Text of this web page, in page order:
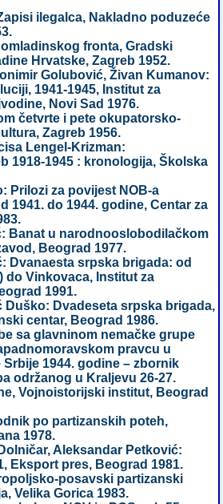
ilegalca, Nakladno poduzeće
fronta, Gradski
Hrvatske, Zagreb 1952.
Golubović, Živan Kumanov:
1941-1945, Institut za
Novi Sad 1976.
četvrte i pete okupatorsko-
Zagreb 1956.
Lengel-Krizman:
1918-1945 : kronologija, Školska
Prilozi za povijest NOB-a
1941. do 1944. godine, Centar za
Banat u narodnooslobodilačkom
Beograd 1977.
Dvanaesta srpska brigada: od
do Vinkovaca, Institut za
1991.
Dvadeseta srpska brigada,
centar, Beograd 1986.
sa glavninom nemačke grupe
pravcu u
1944. godine – zbornik
održanog u Kraljevu 26-27.
Vojnoistorijski institut, Beograd
po partizanskih poteh,
1978.
Aleksandar Petković:
Eksport pres, Beograd 1981.
posavski partizanski
Velika Gorica 1983.